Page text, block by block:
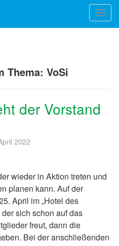
Thema: VoSi
der Vorstand
2022
wieder in Aktion treten und
planen kann. Auf der
April im „Hotel des
sich schon auf das
freut, dann die
Bei der anschließenden